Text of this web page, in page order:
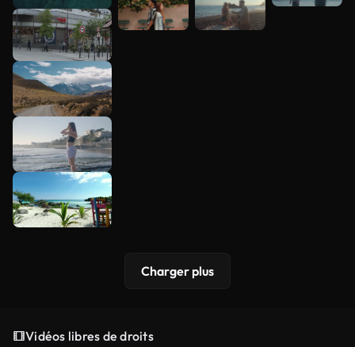
Charger plus
Vidéos libres de droits